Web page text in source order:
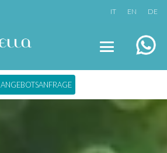
IT EN DE
ANGEBOTSANFRAGE